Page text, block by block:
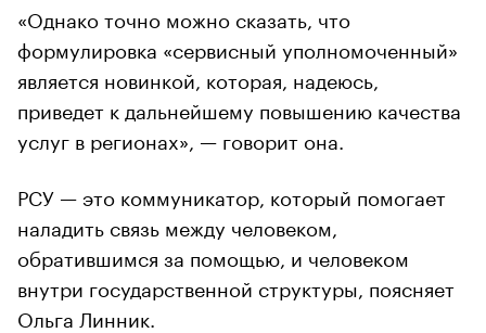
«Однако точно можно сказать, что
формулировка «сервисный уполномоченный»
является новинкой, которая, надеюсь,
приведет к дальнейшему повышению качества
услуг в регионах», — говорит она.
РСУ — это коммуникатор, который помогает
наладить связь между человеком,
обратившимся за помощью, и человеком
внутри государственной структуры, поясняет
Ольга Линник.